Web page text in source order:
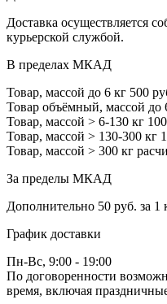
Доставка осуществляется
курьерской службой.
В пределах МКАД
Товар, массой до 6 кг 500
Товар объёмный, массой до
Товар, массой > 6-130 кг
Товар, массой > 130-300 кг
Товар, массой > 300 кг
За пределы МКАД
Дополнительно 50 руб. за 1
График доставки
Пн-Вс, 9:00 - 19:00
По договоренности
время, включая